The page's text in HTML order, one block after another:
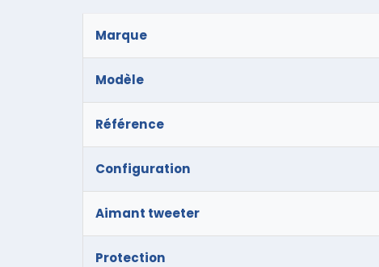
Marque
Modèle
Référence
Configuration
Aimant tweeter
Protection